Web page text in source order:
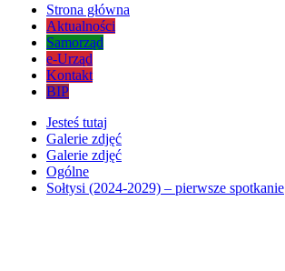
Strona główna
Aktualności
Samorząd
e-Urząd
Kontakt
BIP
Jesteś tutaj
Galerie zdjęć
Galerie zdjęć
Ogólne
Sołtysi (2024-2029) – pierwsze spotkanie